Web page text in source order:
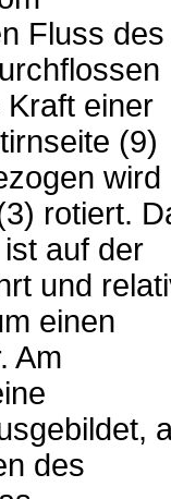
Fluss des
einer
(9)
wird
rotiert.
auf der
und
einen
Am
des